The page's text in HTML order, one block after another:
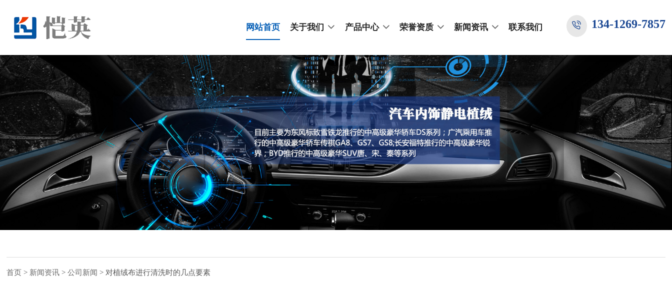
网站首页 关于我们 产品中心 荣誉资质 新闻资讯 联系我们 134-1269-7857
首页 > 新闻资讯 >公司新闻 > 对植绒布进行清洗时的几点要素